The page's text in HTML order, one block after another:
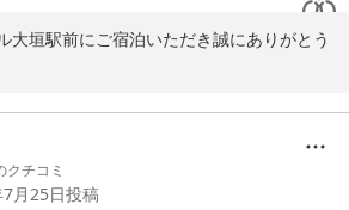
が安心しておくつろぎいただける空間をご
まいります。
ので、水分補給などにもどうぞお気を付
一同、心よりお待ちしております。
大垣駅前にご宿泊いただき誠にありがとう
頂戴し、大変うれしくスタッフ皆で拝読い
ソフトドリンク、そして朝食スタッフへの
クチコミ
月25日投稿